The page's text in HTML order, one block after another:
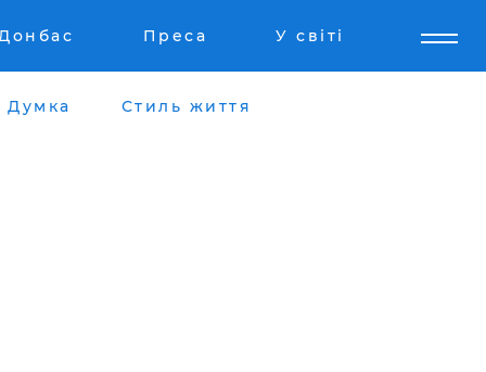
Преса У світі
Думка Стиль життя